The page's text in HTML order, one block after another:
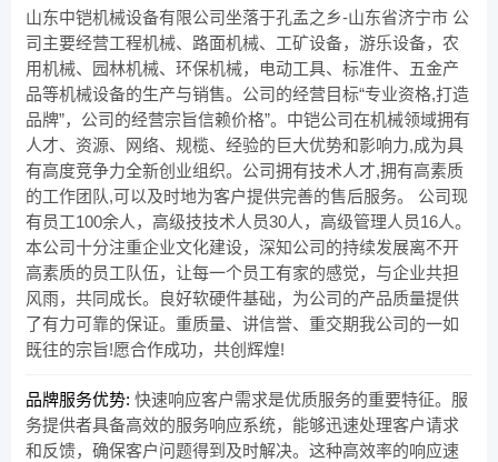
山东中铠机械设备有限公司坐落于孔孟之乡-山东省济宁市 公
司主要经营工程机械、路面机械、工矿设备，游乐设备，农
用机械、园林机械、环保机械，电动工具、标准件、五金产
品等机械设备的生产与销售。公司的经营目标“专业资格,打造
品牌”，公司的经营宗旨信赖价格”。中铠公司在机械领域拥有
人才、资源、网络、规榄、经验的巨大优势和影响力,成为具
有高度竞争力全新创业组织。公司拥有技术人才,拥有高素质
的工作团队,可以及时地为客户提供完善的售后服务。 公司现
有员工100余人，高级技技术人员30人，高级管理人员16人。
本公司十分注重企业文化建设，深知公司的持续发展离不开
高素质的员工队伍，让每一个员工有家的感觉，与企业共担
风雨，共同成长。良好软硬件基础，为公司的产品质量提供
了有力可靠的保证。重质量、讲信誉、重交期我公司的一如
既往的宗旨!愿合作成功，共创辉煌!
品牌服务优势: 快速响应客户需求是优质服务的重要特征。服
务提供者具备高效的服务响应系统，能够迅速处理客户请求
和反馈，确保客户问题得到及时解决。这种高效率的响应速